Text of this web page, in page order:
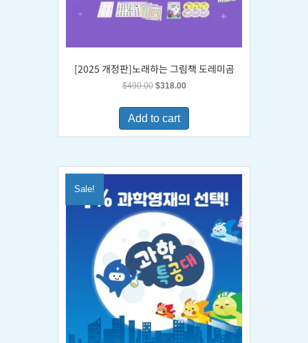
[2025 개정판]노래하는 그림책 도레미곰
$490.00 Original
was:
$490.00.
$318.00Current
is:
Add to cart
Sale!